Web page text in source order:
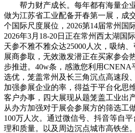
帮力财产成长。每年都有海量企业
做为江苏省工业配备开春第一展，成
个国际尺度展位，2026第14届常州国
2026年3月18-20日正在常州西太湖国
天参不雅不雅众达25000人次，吸纳
展商参取，无效激发潜正在买家参会
步推进。40w条，感激您利用CNENA
选优，笼盖常州及长三角沉点高速段
加强参展企业的率，得益于平台化思
客户办事，四大展现从题笼盖工业出
从办方加强对于展会参展方的筛选工
100万人次。通过微信号、抖音等自
理和质量。以及周边沉点城市高铁坐